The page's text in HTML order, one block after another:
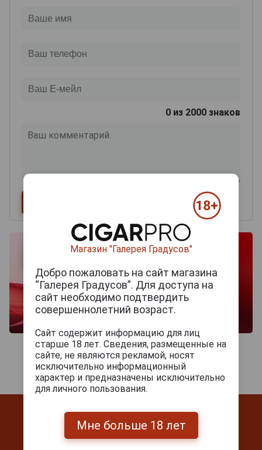
0 из 2000 знаков
Магазин "Галерея Градусов"
Добро пожаловать на сайт магазина
“Галерея Градусов”. Для доступа на
сайт необходимо подтвердить
совершеннолетний возраст.
Сайт содержит информацию для лиц
старше 18 лет. Сведения, размещенные на
сайте, не являются рекламой, носят
исключительно информационный
характер и предназначены исключительно
для личного пользования.
Мне больше 18 лет